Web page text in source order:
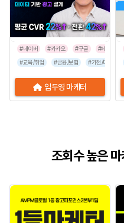
#네이버 #카카오 #구글 #페이스북
#교육/취업
#금융/보험 #가전/디지털
임두영 마케터
조회수 높은